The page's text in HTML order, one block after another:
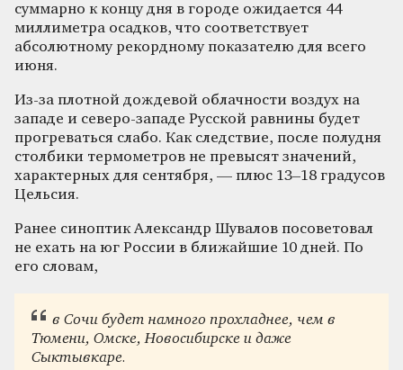
суммарно к концу дня в городе ожидается 44
миллиметра осадков, что соответствует
абсолютному рекордному показателю для всего
июня.
Из-за плотной дождевой облачности воздух на
западе и северо-западе Русской равнины будет
прогреваться слабо. Как следствие, после полудня
столбики термометров не превысят значений,
характерных для сентября, — плюс 13–18 градусов
Цельсия.
Ранее синоптик Александр Шувалов посоветовал
не ехать на юг России в ближайшие 10 дней. По
его словам,
в Сочи будет намного прохладнее, чем в
Тюмени, Омске, Новосибирске и даже
Сыктывкаре.